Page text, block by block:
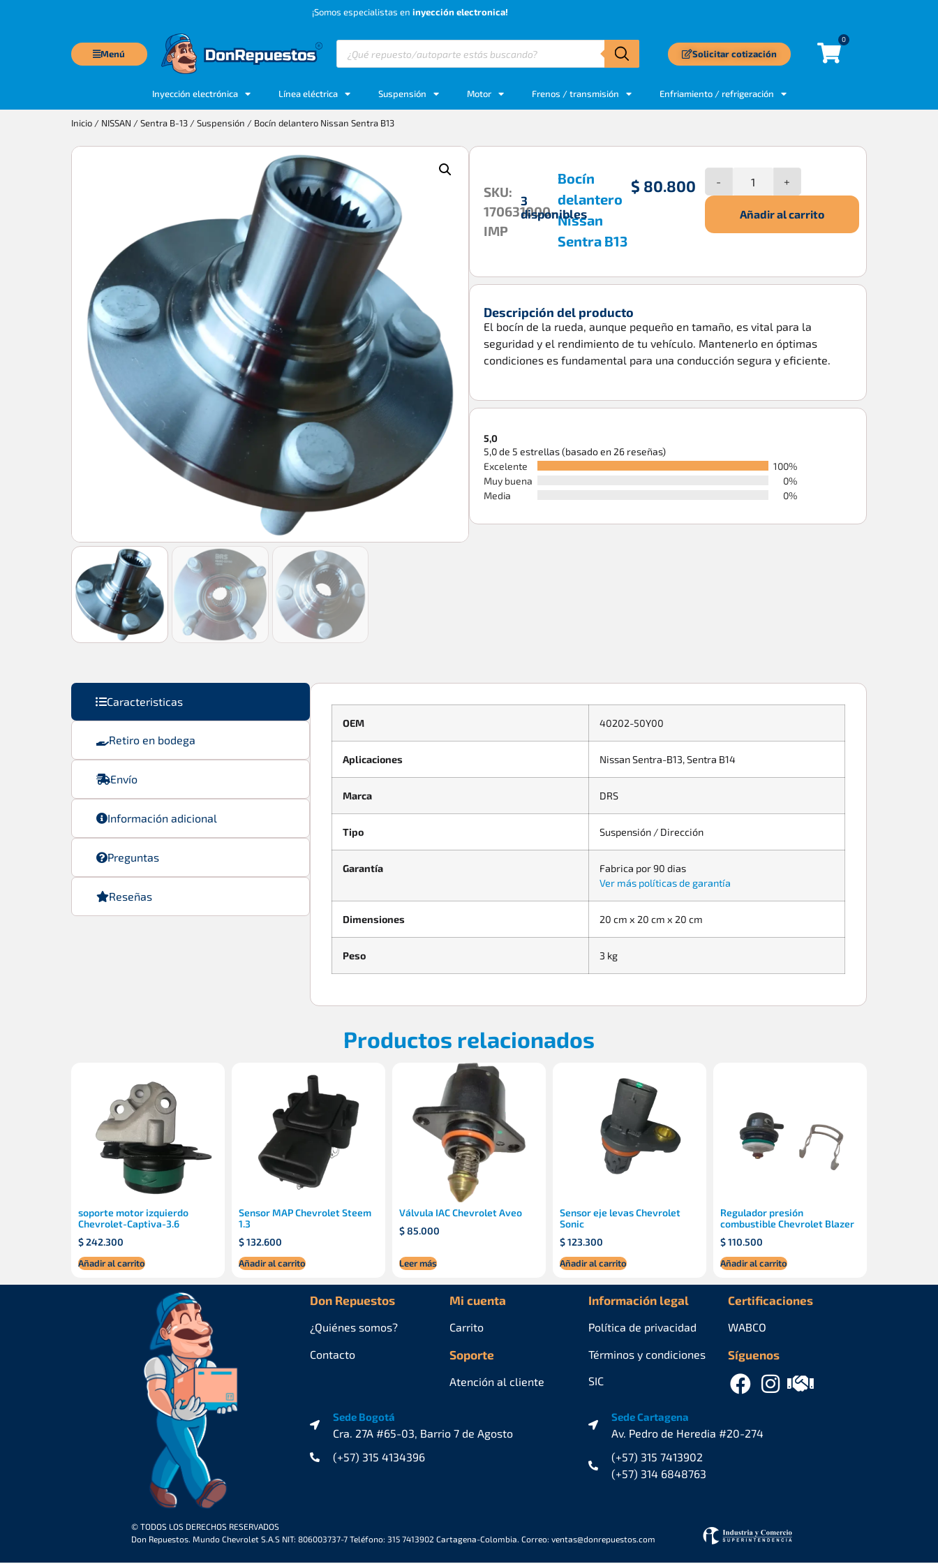
¡Somos especialistas en inyección electronica!
Menú Solicitar cotización
0
Inyección electrónica Línea eléctrica Suspensión Motor Frenos / transmisión Enfriamiento / refrigeración
Inicio / NISSAN /Sentra B-13 /Suspensión / Bocín delantero Nissan Sentra B13
Bocín
delantero
Nissan
Sentra B13
$ 80.800
SKU:
170631000-
IMP
3
disponibles
- +
Añadir al carrito
Descripción del producto
El bocín de la rueda, aunque pequeño en tamaño, es vital para la
seguridad y el rendimiento de tu vehículo. Mantenerlo en óptimas
condiciones es fundamental para una conducción segura y eficiente.
5,0
5,0 de 5 estrellas (basado en 26 reseñas)
Excelente
100%
Muy buena
0%
Media
0%
Caracteristicas
Retiro en bodega
Envío
Información adicional
Preguntas
Reseñas
OEM 40202-50Y00
Aplicaciones Nissan Sentra-B13, Sentra B14
Marca DRS
Tipo Suspensión / Dirección
Garantía
Fabrica por 90 dias
Ver más políticas de garantía
Dimensiones 20 cm x 20 cm x 20 cm
Peso 3 kg
Productos relacionados
soporte motor izquierdo
Chevrolet-Captiva-3.6
$242.300
Añadir al carrito
Sensor MAP Chevrolet Steem
1.3
$132.600
Añadir al carrito
Válvula IAC Chevrolet Aveo
$85.000
Leer más
Sensor eje levas Chevrolet
Sonic
$123.300
Añadir al carrito
Regulador presión
combustible Chevrolet Blazer
$110.500
Añadir al carrito
Don Repuestos
¿Quiénes somos?
Contacto
Mi cuenta
Carrito
Soporte
Atención al cliente
Información legal
Política de privacidad
Términos y condiciones
SIC
Certificaciones
Síguenos
WABCO
Sede Bogotá
Cra. 27A #65-03, Barrio 7 de Agosto
(+57) 315 4134396
Sede Cartagena
Av. Pedro de Heredia #20-274
(+57) 315 7413902
(+57) 314 6848763
© TODOS LOS DERECHOS RESERVADOS
Don Repuestos. Mundo Chevrolet S.A.S NIT: 806003737-7 Teléfono: 315 7413902 Cartagena-Colombia. Correo: ventas@donrepuestos.com